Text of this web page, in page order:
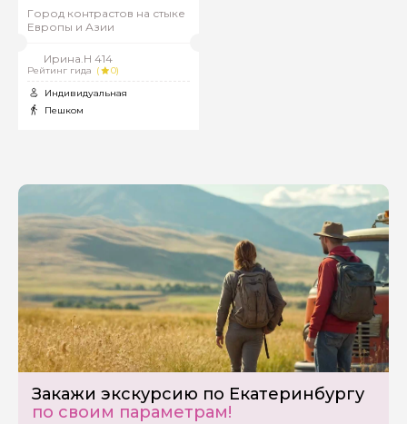
Город контрастов на стыке
Европы и Азии
Ирина.Н 414
Рейтинг гида (
0)
Индивидуальная
Пешком
Закажи экскурсию по Екатеринбургу
по своим параметрам!
Ваш номер телефона
Вопросы и комментарии
Если у вас есть интересующие вопросы, можете их
задать
Я даю своё согласие на обработку персональных
данных
Отправить